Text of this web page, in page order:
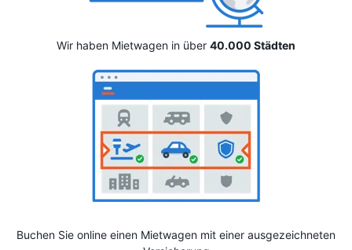
Wir haben Mietwagen in über 40.000 Städten
Buchen Sie online einen Mietwagen mit einer ausgezeichneten